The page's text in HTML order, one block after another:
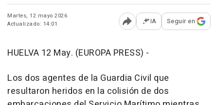
Martes, 12 mayo 2026
Actualizado: 14:01
Abrir opciones para
IA Seguir en
HUELVA 12 May. (EUROPA PRESS) -
Los dos agentes de la Guardia Civil que
resultaron heridos en la colisión de dos